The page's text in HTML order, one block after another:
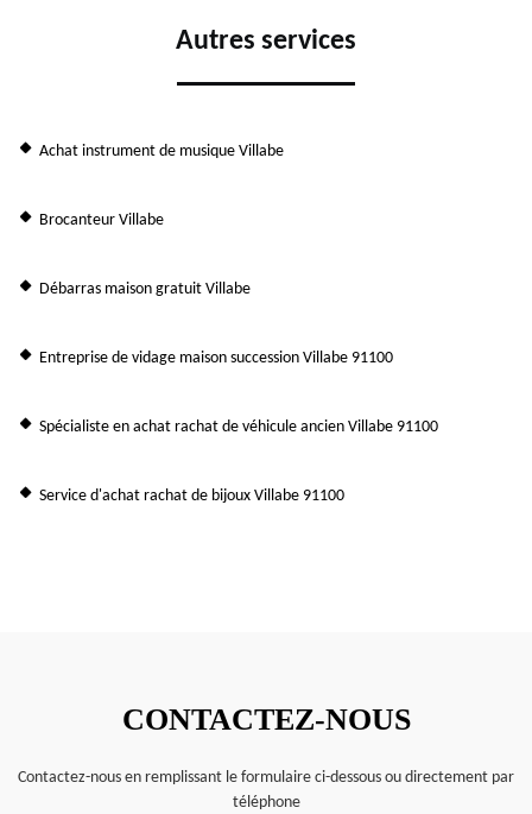
Autres services
Achat instrument de musique Villabe
Brocanteur Villabe
Débarras maison gratuit Villabe
Entreprise de vidage maison succession Villabe 91100
Spécialiste en achat rachat de véhicule ancien Villabe 91100
Service d'achat rachat de bijoux Villabe 91100
CONTACTEZ-NOUS
Contactez-nous en remplissant le formulaire ci-dessous ou directement par
téléphone